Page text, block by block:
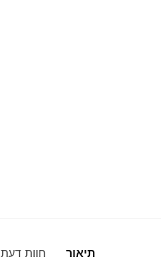
תיאור חוות דעת